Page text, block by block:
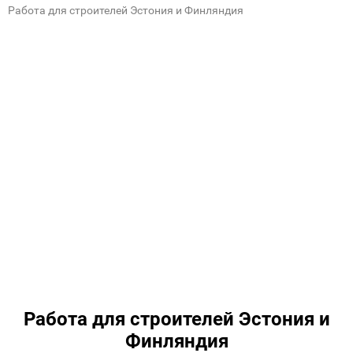
Работа для строителей Эстония и Финляндия
Работа для строителей Эстония и
Финляндия